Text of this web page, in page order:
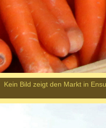
Kein Bild zeigt den Markt in